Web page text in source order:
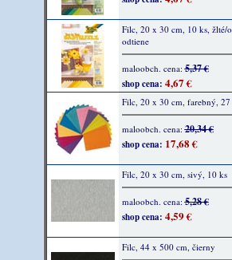
Filc, 20 x 30 cm, 10 ks, žlté/
odtiene
maloobch. cena:5,37 €
shop cena: 4,67 €
Filc, 20 x 30 cm, farebný, 27
maloobch. cena:20,34 €
shop cena: 17,68 €
Filc, 20 x 30 cm, sivý, 10 ks
maloobch. cena:5,28 €
shop cena: 4,59 €
Filc, 44 x 500 cm, čierny